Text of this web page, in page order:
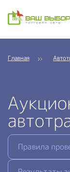
Главная
Правила